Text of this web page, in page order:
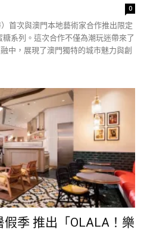
0
首次與澳門本地藝術家合作推出限定
糖系列。這次合作不僅為潮玩迷帶來了
中，展現了澳門獨特的城市魅力與創
季 推出「OLALA！樂